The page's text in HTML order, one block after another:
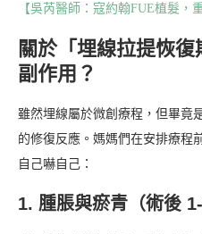
【吳芮醫師：寇約翰FUE植髮，
關於「埋線拉提恢
副作用？
雖然埋線屬於微創療程，但畢竟
的修復反應。媽媽們在安排療程
自己嚇自己：
1. 腫脹與瘀青（術後